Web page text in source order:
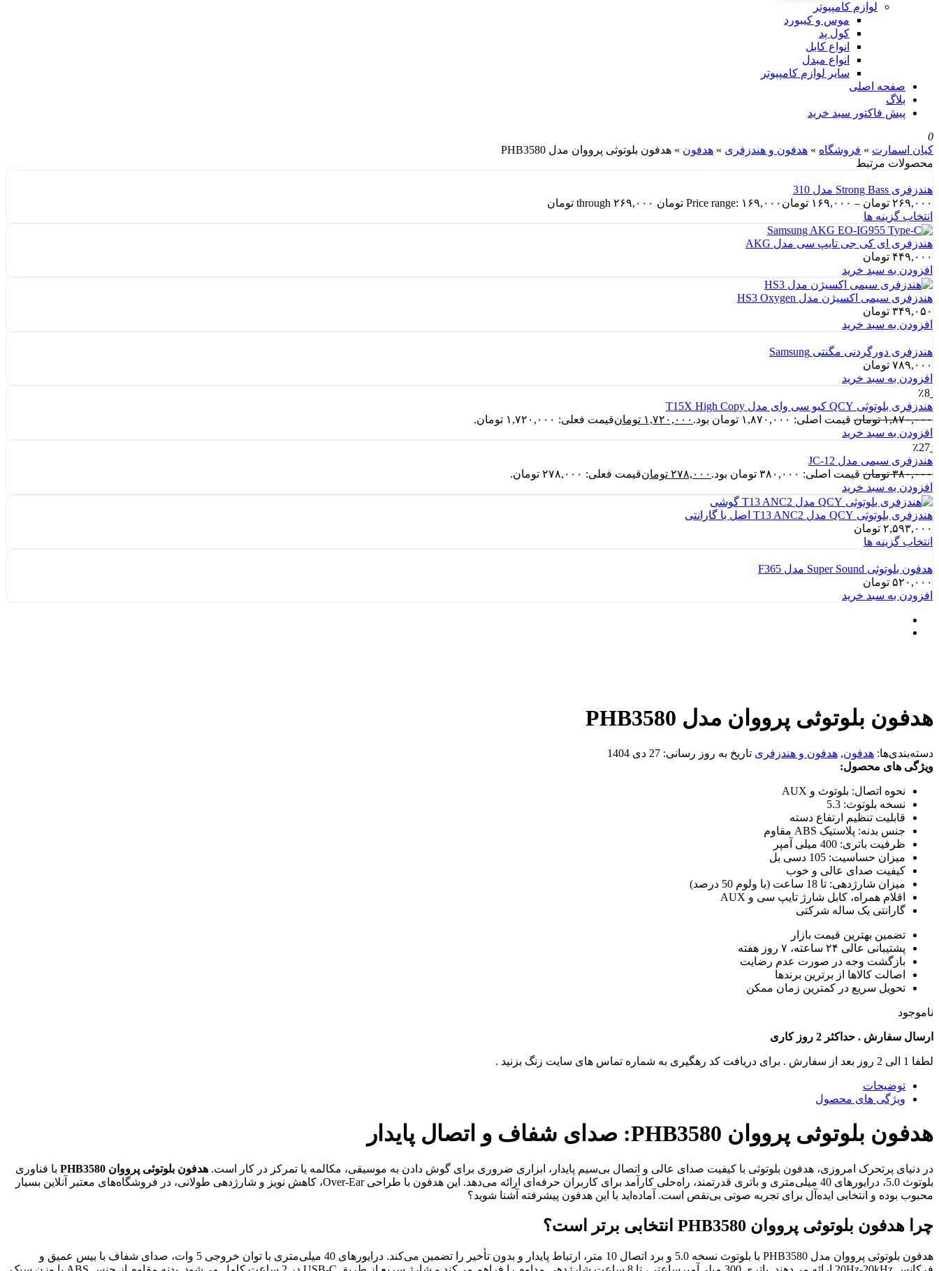
لوازم کامپیوتر
موس و کیبورد
کول پد
انواع کابل
انواع مبدل
سایر لوازم کامپیوتر
صفحه اصلی
بلاگ
پیش فاکتور سبد خرید
0
کیان اسمارت » فروشگاه » هدفون و هندزفری » هدفون » هدفون بلوتوثی پرووان مدل PHB3580
محصولات مرتبط
هندزفری Strong Bass مدل 310
۲۶۹,۰۰۰ تومان – ۱۶۹,۰۰۰ تومان Price range: ۱۶۹,۰۰۰ تومان through ۲۶۹,۰۰۰ تومان
انتخاب گزینه ها
هندزفری ای کی جی تایپ سی مدل AKG
۴۴۹,۰۰۰ تومان
افزودن به سبد خرید
هندزفری سیمی اکسیژن مدل HS3 Oxygen
۳۴۹,۰۵۰ تومان
افزودن به سبد خرید
هندزفری دورگردنی مگنتی Samsung
۷۸۹,۰۰۰ تومان
افزودن به سبد خرید
٪8
هندزفری بلوتوثی QCY کیو سی وای مدل T15X High Copy
۱,۸۷۰,۰۰۰ تومان قیمت اصلی: ۱,۸۷۰,۰۰۰ تومان بود. ۱,۷۲۰,۰۰۰ تومانقیمت فعلی: ۱,۷۲۰,۰۰۰ تومان.
افزودن به سبد خرید
٪27
هندزفری سیمی مدل JC-12
۳۸۰,۰۰۰ تومان قیمت اصلی: ۳۸۰,۰۰۰ تومان بود. ۲۷۸,۰۰۰ تومانقیمت فعلی: ۲۷۸,۰۰۰ تومان.
افزودن به سبد خرید
هندزفری بلوتوثی QCY مدل T13 ANC2 اصل با گارانتی
۲,۵۹۳,۰۰۰ تومان
انتخاب گزینه ها
هدفون بلوتوثی Super Sound مدل F365
۵۲۰,۰۰۰ تومان
افزودن به سبد خرید
هدفون بلوتوثی پرووان مدل PHB3580
دسته‌بندی‌ها: هدفون, هدفون و هندزفری تاریخ به روز رسانی: 27 دی 1404
ویژگی های محصول:
نحوه اتصال: بلوتوث و AUX
نسخه بلوتوث: 5.3
قابلیت تنظیم ارتفاع دسته
جنس بدنه: پلاستیک ABS مقاوم
ظرفیت باتری: 400 میلی آمپر
میزان حساسیت: 105 دسی بل
کیفیت صدای عالی و خوب
میزان شارژدهی: تا 18 ساعت (با ولوم 50 درصد)
اقلام همراه، کابل شارژ تایپ سی و AUX
گارانتی یک ساله شرکتی
تضمین بهترین قیمت بازار
پشتیبانی عالی ۲۴ ساعته، ۷ روز هفته
بازگشت وجه در صورت عدم رضایت
اصالت کالاها از برترین برندها
تحویل سریع در کمترین زمان ممکن
ناموجود
ارسال سفارش . حداکثر 2 روز کاری
لطفا 1 الی 2 روز بعد از سفارش . برای دریافت کد رهگیری به شماره تماس های سایت زنگ بزنید .
توضیحات
ویژگی های محصول
هدفون بلوتوثی پرووان PHB3580: صدای شفاف و اتصال پایدار
در دنیای پرتحرک امروزی، هدفون بلوتوثی با کیفیت صدای عالی و اتصال بی‌سیم پایدار، ابزاری ضروری برای گوش دادن به موسیقی، مکالمه یا تمرکز در کار است. هدفون بلوتوثی پرووان PHB3580
با فناوری
بلوتوث 5.0، درایورهای 40 میلی‌متری و باتری قدرتمند، راه‌حلی کارآمد برای کاربران حرفه‌ای ارائه می‌دهد. این هدفون با طراحی Over-Ear، کاهش نویز و شارژدهی طولانی، در فروشگاه‌های معتبر آنلاین بسیار
محبوب بوده و انتخابی ایده‌آل برای تجربه صوتی بی‌نقص است. آماده‌اید با این هدفون پیشرفته آشنا شوید؟
چرا هدفون بلوتوثی پرووان PHB3580 انتخابی برتر است؟
هدفون بلوتوثی پرووان مدل PHB3580 با بلوتوث نسخه 5.0 و برد اتصال 10 متر، ارتباط پایدار و بدون تأخیر را تضمین می‌کند. درایورهای 40 میلی‌متری با توان خروجی 5 وات، صدای شفاف با بیس عمیق و